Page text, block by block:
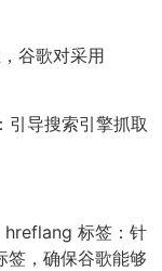
谷歌对采用
导搜索引擎抓取
hreflang 标签：针
，确保谷歌能够